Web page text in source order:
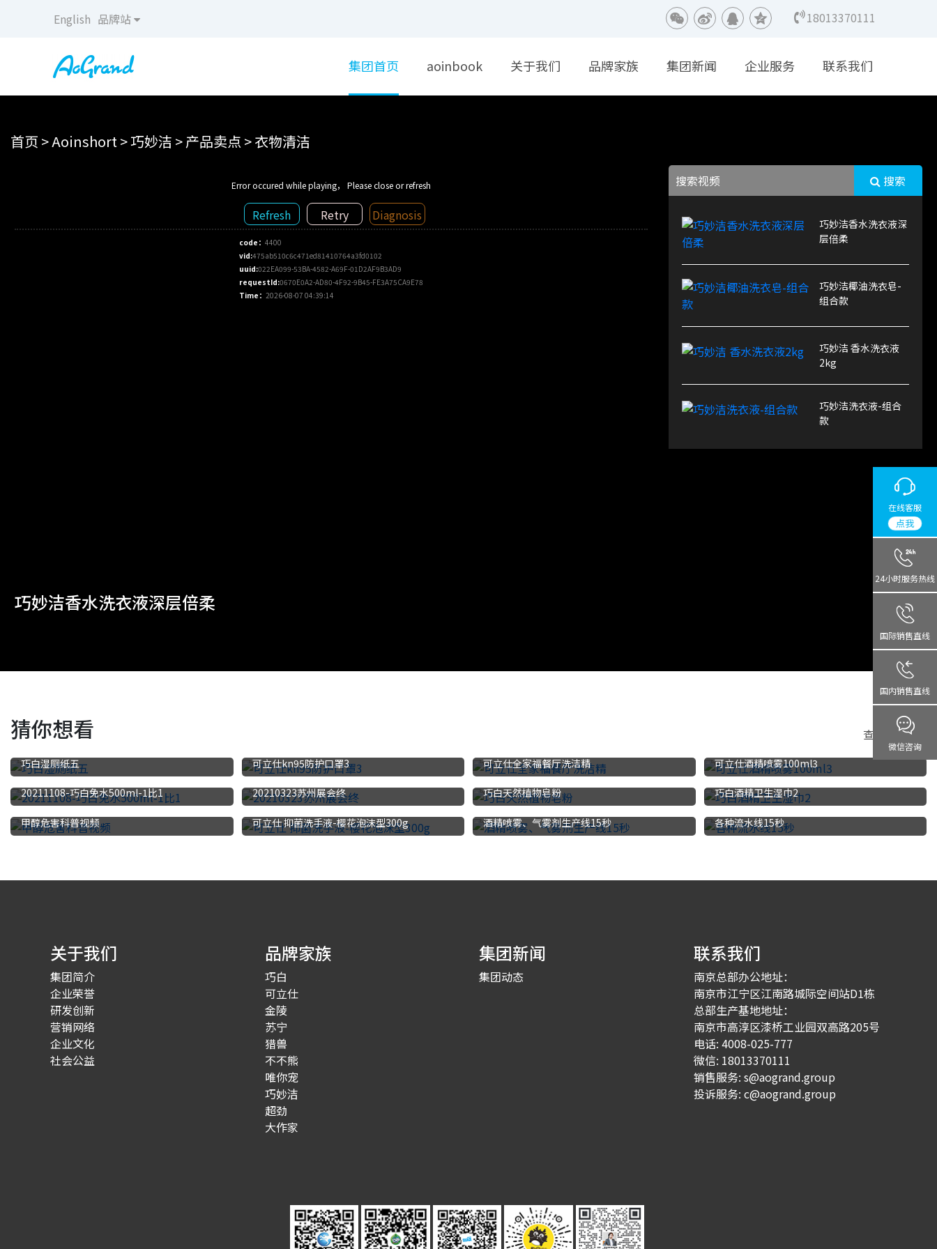
English 品牌站 18013370111
集团首页 aoinbook 关于我们 品牌家族 集团新闻 企业服务 联系我们
首页 >Aoinshort>巧妙洁 >产品卖点 >衣物清洁
Error occured while playing， Please close or refresh
Refresh Retry Diagnosis
code： 4400
vid:475ab510c6c471ed81410764a3fd0102
uuid:022EA099-53BA-4582-A69F-01D2AF9B3AD9
requestId:0670E0A2-AD80-4F92-9B45-FE3A75CA9E78
Time： 2026-08-07 04:39:14
巧妙洁香水洗衣液深层倍柔
搜索
巧妙洁香水洗衣液深
层倍柔
巧妙洁椰油洗衣皂-
组合款
巧妙洁 香水洗衣液
2kg
巧妙洁洗衣液-组合
款
猜你想看 查看更多>>>
巧白湿厕纸五 可立仕kn95防护口罩3 可立仕全家福餐厅洗洁精 可立仕酒精喷雾100ml3
20211108-巧白免水500ml-1比1 20210323苏州展会终 巧白天然植物皂粉 巧白酒精卫生湿巾2
甲醇危害科普视频 可立仕 抑菌洗手液-樱花泡沫型300g 酒精喷雾、气雾剂生产线15秒 各种流水线15秒
关于我们
集团简介
企业荣誉
研发创新
营销网络
企业文化
社会公益
品牌家族
巧白
可立仕
金陵
苏宁
猎兽
不不熊
唯你宠
巧妙洁
超劲
大作家
集团新闻
集团动态
联系我们
南京总部办公地址：
南京市江宁区江南路城际空间站D1栋
总部生产基地地址：
南京市高淳区漆桥工业园双高路205号
电话: 4008-025-777
微信: 18013370111
销售服务: s@aogrand.group
投诉服务: c@aogrand.group
在线客服
点我
24小时服务热线
国际销售直线
国内销售直线
微信咨询